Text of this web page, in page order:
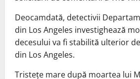
Deocamdată, detectivii
din Los Angeles investighează
decesului va fi stabilită ulterior
din Los Angeles.
Tristețe mare după moartea lui